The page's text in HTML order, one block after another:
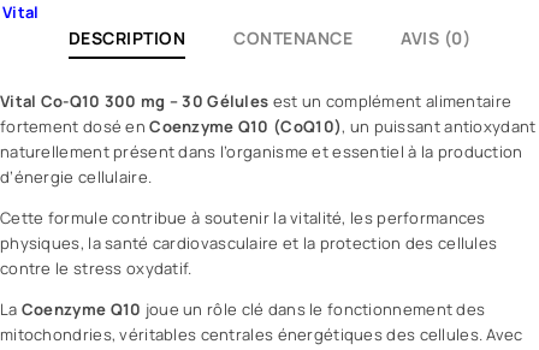
Vital
DESCRIPTION CONTENANCE AVIS (0)
Vital Co-Q10 300 mg – 30 Gélules est un complément alimentaire
fortement dosé enCoenzyme Q10 (CoQ10), un puissant antioxydant
naturellement présent dans l’organisme et essentiel à la production
d’énergie cellulaire.
Cette formule contribue à soutenir la vitalité, les performances
physiques, lasanté cardiovasculaire et la protection des cellules
contre le stress oxydatif.
La Coenzyme Q10 joue un rôle clé dans le fonctionnement des
mitochondries, véritables centrales énergétiques des cellules. Avec